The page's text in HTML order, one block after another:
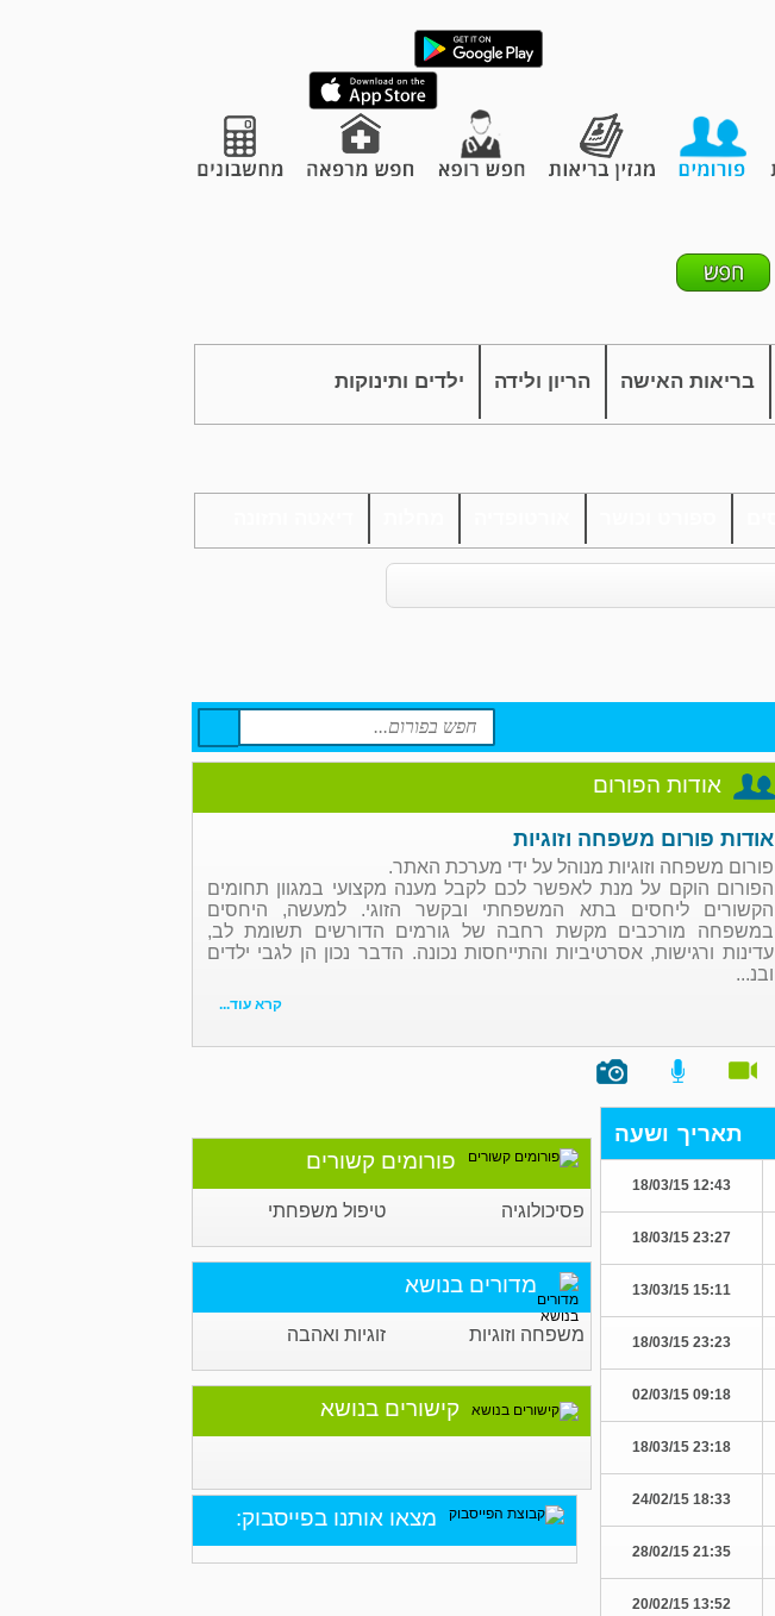
בריאות האישה הריון ולידה ילדים ותינוקות
אודות הפורום
אודות פורום משפחה וזוגיות
פורום משפחה וזוגיות מנוהל על ידי מערכת האתר.
הפורום הוקם על מנת לאפשר לכם לקבל מענה מקצועי במגוון תחומים
הקשורים ליחסים בתא המשפחתי ובקשר הזוגי. למעשה, היחסים
במשפחה מורכבים מקשת רחבה של גורמים הדורשים תשומת לב,
עדינות ורגישות, אסרטיביות והתייחסות נכונה. הדבר נכון הן לגבי ילדים
ובנ...
קרא עוד...
תאריך ושעה
12:43 18/03/15
23:27 18/03/15
15:11 13/03/15
23:23 18/03/15
09:18 02/03/15
23:18 18/03/15
18:33 24/02/15
21:35 28/02/15
13:52 20/02/15
פורומים קשורים
פסיכולוגיה טיפול משפחתי
מדורים בנושא
משפחה וזוגיות זוגיות ואהבה
קישורים בנושא
מצאו אותנו בפייסבוק: